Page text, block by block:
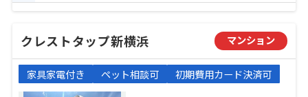
クレストタップ新横浜 マンション
家具家電付き ペット相談可 初期費用カード決済可